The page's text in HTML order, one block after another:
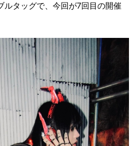
ルタッグで、今回が7回目の開催